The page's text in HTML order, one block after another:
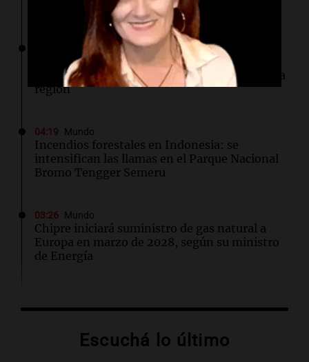
atómica en su 81 aniversario
Mundo
Hutíes de Yemen atacan instalación de
Aramco en Arabia Saudí: nuevo conflicto en la
región
04:19 Mundo
Incendios forestales en Indonesia: se
intensifican las llamas en el Parque Nacional
Bromo Tengger Semeru
03:26 Mundo
Chipre iniciará suministro de gas natural a
Europa en marzo de 2028, según su ministro
de Energía
Más de 1.300 vuelos cancelados en Shanghái
Escuchá lo último